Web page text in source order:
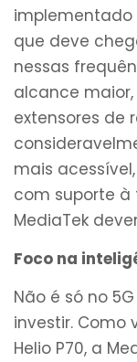
implementado
que deve
nessas
alcance
extensores de
mais
com suporte
MediaTek
Foco na
Não é só no
investir. Como
Helio P70, a